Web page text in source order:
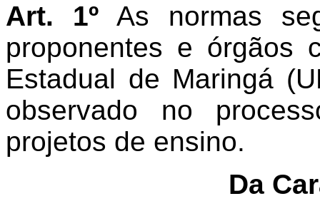
Art. 1ºAs normas
proponentes e órgãos
Estadual de Maringá
observado no
projetos de ensino.
Da